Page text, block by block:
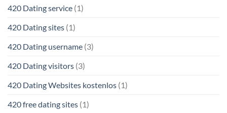
420 Dating service (1)
420 Dating sites (1)
420 Dating username (3)
420 Dating visitors (3)
420 Dating Websites kostenlos (1)
420 free dating sites (1)